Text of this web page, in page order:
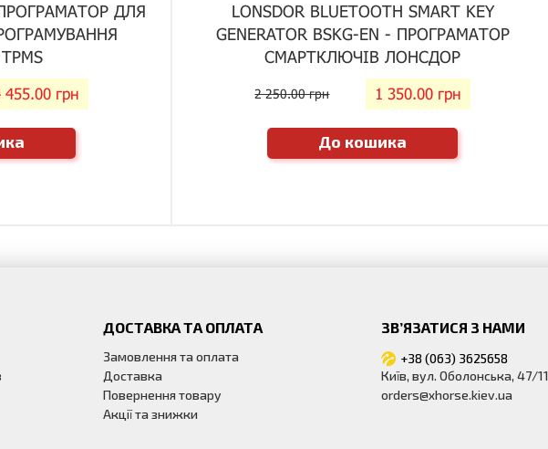
ПРОГРАМАТОР ДЛЯ
455.00 грн
LONSDOR BLUETOOTH SMART KEY
GENERATOR BSKG-EN - ПРОГРАМАТОР
СМАРТКЛЮЧІВ ЛОНСДОР
2 250.00 грн 1 350.00 грн
До кошика
ДОСТАВКА ТА ОПЛАТА
Замовлення та оплата
Доставка
Повернення товару
Акції та знижки
ЗВ’ЯЗАТИСЯ З НАМИ
+38 (063) 3625658
Київ, вул. Оболонська, 47/11
orders@xhorse.kiev.ua